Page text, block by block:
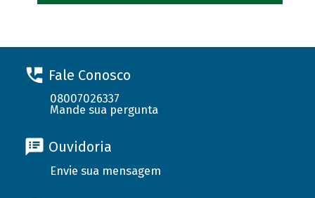
Fale Conosco
08007026337
Mande sua pergunta
Ouvidoria
Envie sua mensagem